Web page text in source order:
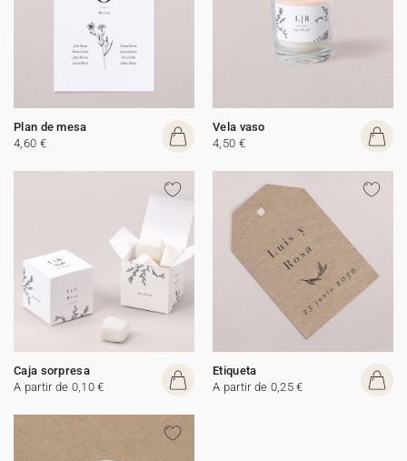
Plan de mesa
4,60 €
Vela vaso
4,50 €
Caja sorpresa
A partir de 0,10 €
Etiqueta
A partir de 0,25 €